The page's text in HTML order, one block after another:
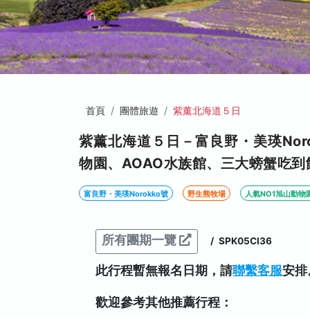
首頁 團體旅遊 紫薰北海道５日
紫薰北海道５日－富良野・美瑛
物園、AOAO水族館、三大螃蟹吃到
富良野・美瑛Norokko號 野生熊牧場 人氣NO1旭山動物
所有團期一覽 / SPK05CI36
此行程暫無報名日期，請聯繫客服安
歡迎參考其他推薦行程：